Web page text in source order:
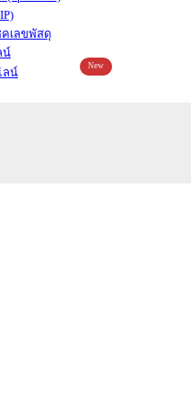
คเลขพัสดุ
น์
ลน์
New